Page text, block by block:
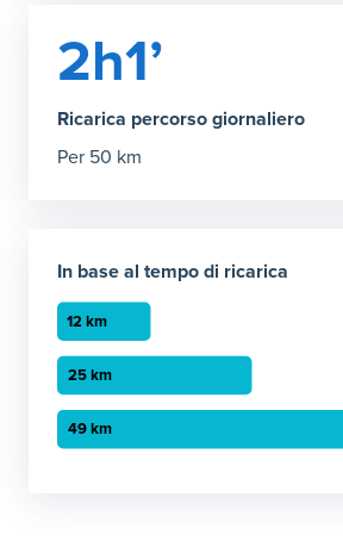
2h1’
Ricarica percorso giornaliero
Per 50 km
In base al tempo di ricarica